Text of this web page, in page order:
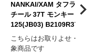
NANKAI/XAM タフライトス
チール 37T モンキー
125(JB03) B2109R37
こちらはお取りよせ・予約対
象商品です